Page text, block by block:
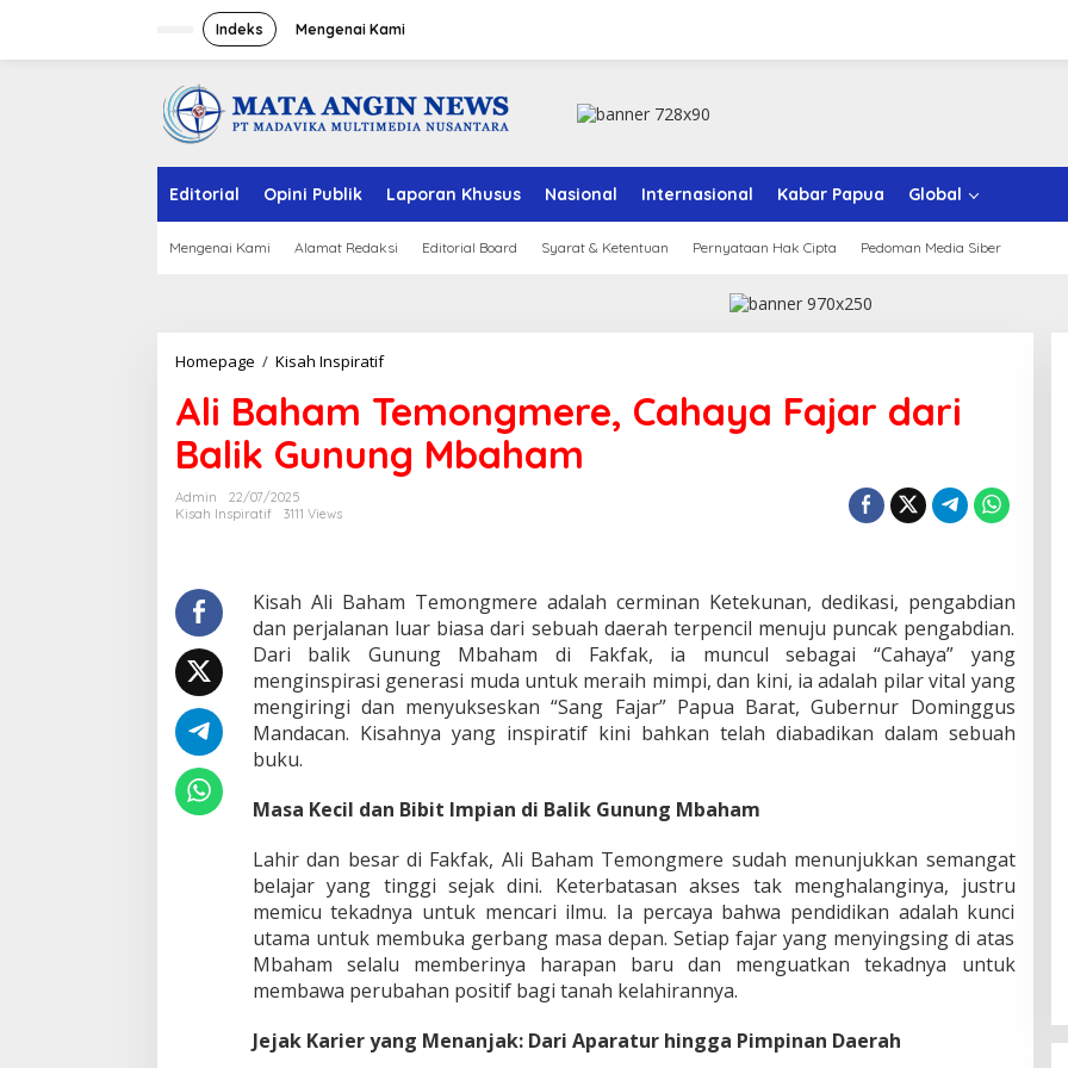
Indeks Mengenai Kami
Editorial Opini Publik Laporan Khusus Nasional Internasional Kabar Papua Global
Mengenai Kami Alamat Redaksi Editorial Board Syarat & Ketentuan Pernyataan Hak Cipta Pedoman Media Siber
Homepage / Kisah InspiratifA
i
B
a
h
o
g
m
e
r
e
,
h
y
a
F
a
j
a
r
d
r
Ali Baham Temongmere, Cahaya Fajar dari
Balik Gunung Mbaham
Admin
22/07/2025
Kisah Inspiratif
3111 Views
Kisah Ali Baham Temongmere adalah cerminan Ketekunan, dedikasi, pengabdian
dan perjalanan luar biasa dari sebuah daerah terpencil menuju puncak pengabdian.
Dari balik Gunung Mbaham di Fakfak, ia muncul sebagai “Cahaya” yang
menginspirasi generasi muda untuk meraih mimpi, dan kini, ia adalah pilar vital yang
mengiringi dan menyukseskan “Sang Fajar” Papua Barat, Gubernur Dominggus
Mandacan. Kisahnya yang inspiratif kini bahkan telah diabadikan dalam sebuah
buku.
Masa Kecil dan Bibit Impian di Balik Gunung Mbaham
Lahir dan besar di Fakfak, Ali Baham Temongmere sudah menunjukkan semangat
belajar yang tinggi sejak dini. Keterbatasan akses tak menghalanginya, justru
memicu tekadnya untuk mencari ilmu. Ia percaya bahwa pendidikan adalah kunci
utama untuk membuka gerbang masa depan. Setiap fajar yang menyingsing di atas
Mbaham selalu memberinya harapan baru dan menguatkan tekadnya untuk
membawa perubahan positif bagi tanah kelahirannya.
Jejak Karier yang Menanjak: Dari Aparatur hingga Pimpinan Daerah